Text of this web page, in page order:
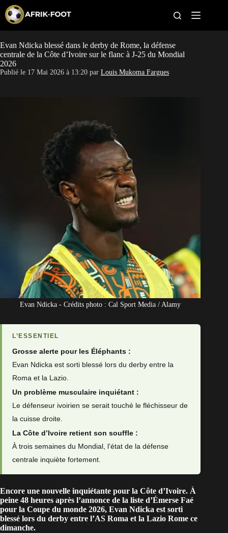
p
t
o
c
o
n
CAN féminine
CAN 2027
Classement
Paris sportifs
Evan Ndicka blessé dans le derby de Rome, la défense
centrale de la Côte d’Ivoire sur le flanc à J-25 du Mondial
2026
Publié le 17 Mai 2026 à 13:20 par Louis Mukoma Fargues
Evan Ndicka - Crédits photo : Cal Sport Media / Alamy
L’ESSENTIEL
Grosse alerte pour les Éléphants :
Evan Ndicka est sorti blessé lors du derby entre la
Roma et la Lazio.
Un problème musculaire inquiétant :
Le défenseur ivoirien se serait touché le fléchisseur de
la cuisse droite.
La Côte d’Ivoire retient son souffle :
À trois semaines du Mondial, l’état de la défense
centrale inquiète fortement.
Encore une nouvelle inquiétante pour la Côte d’Ivoire. À
peine 48 heures après l’annonce de la liste d’Émerse Faé
pour la Coupe du monde 2026, Evan Ndicka est sorti
blessé lors du derby entre l’AS Roma et la Lazio Rome ce
dimanche.